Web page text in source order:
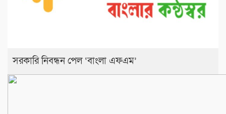
সরকারি নিবন্ধন পেল ‘বাংলা এফএম’